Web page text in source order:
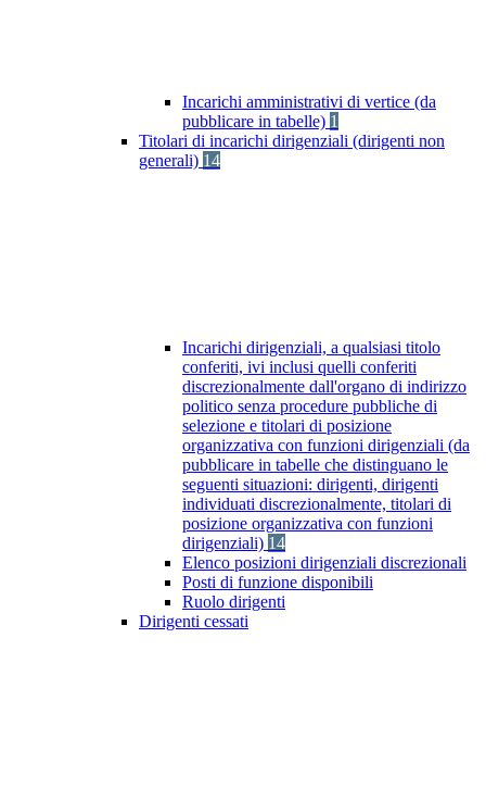
Incarichi amministrativi di vertice (da
pubblicare in tabelle) 1
Titolari di incarichi dirigenziali (dirigenti non
generali) 14
Incarichi dirigenziali, a qualsiasi titolo
conferiti, ivi inclusi quelli conferiti
discrezionalmente dall'organo di indirizzo
politico senza procedure pubbliche di
selezione e titolari di posizione
organizzativa con funzioni dirigenziali (da
pubblicare in tabelle che distinguano le
seguenti situazioni: dirigenti, dirigenti
individuati discrezionalmente, titolari di
posizione organizzativa con funzioni
dirigenziali) 14
Elenco posizioni dirigenziali discrezionali
Posti di funzione disponibili
Ruolo dirigenti
Dirigenti cessati